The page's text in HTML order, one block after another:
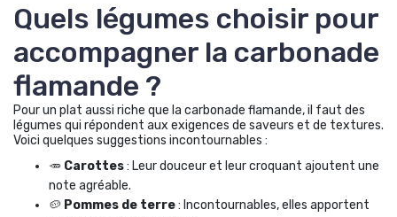
Quels légumes choisir pour
accompagner la carbonade
flamande ?
Pour un plat aussi riche que la carbonade flamande, il faut des
légumes qui répondent aux exigences de saveurs et de textures.
Voici quelques suggestions incontournables :
🥕 Carottes: Leur douceur et leur croquant ajoutent une
note agréable.
🥔 Pommes de terre: Incontournables, elles apportent